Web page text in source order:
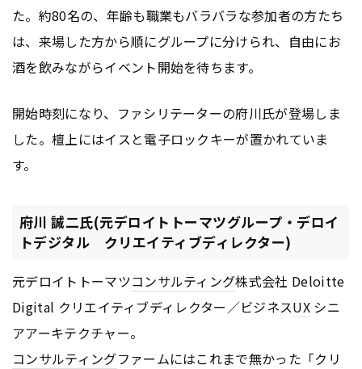
た。約80名の、年齢も職業もバラバラな参加者の方たち
は、来場した方から順にグループに分けられ、自由にお
酒を飲みながらイベント開始を待ちます。
開始時刻になり、ファシリテーターの府川氏が登場しま
した。檀上にはイスと電子ロックキーが置かれていま
す。
府川 誠二氏(元デロイトトーマツグループ・デロイ
トデジタル クリエイティブディレクター)
元デロイトトーマツコンサルティング株式会社 Deloitte
Digital クリエイティブディレクター／ビジネスUXシニ
アアーキテクチャー。
コンサルティングファームにはこれまで無かった「クリ